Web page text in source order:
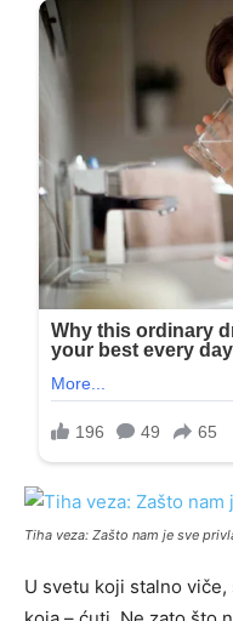
Tiha veza: Zašto nam je sve
U svetu koji stalno